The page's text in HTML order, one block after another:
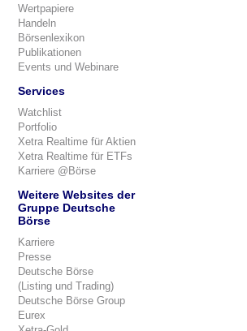
Wertpapiere
Handeln
Börsenlexikon
Publikationen
Events und Webinare
Services
Watchlist
Portfolio
Xetra Realtime für Aktien
Xetra Realtime für ETFs
Karriere @Börse
Weitere Websites der
Gruppe Deutsche
Börse
Karriere
Presse
Deutsche Börse
(Listing und Trading)
Deutsche Börse Group
Eurex